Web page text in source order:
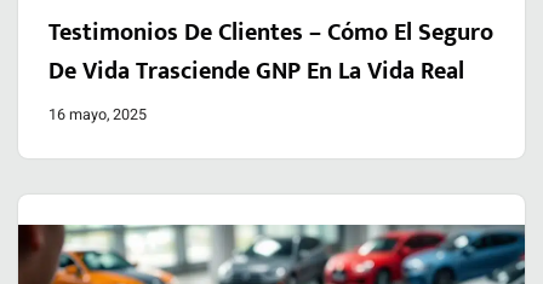
Testimonios De Clientes – Cómo El Seguro
De Vida Trasciende GNP En La Vida Real
16 mayo, 2025